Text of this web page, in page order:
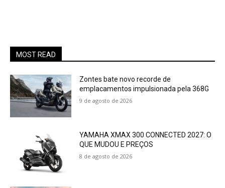
MOST READ
Zontes bate novo recorde de
emplacamentos impulsionada pela 368G
9 de agosto de 2026
YAMAHA XMAX 300 CONNECTED 2027: O
QUE MUDOU E PREÇOS
8 de agosto de 2026